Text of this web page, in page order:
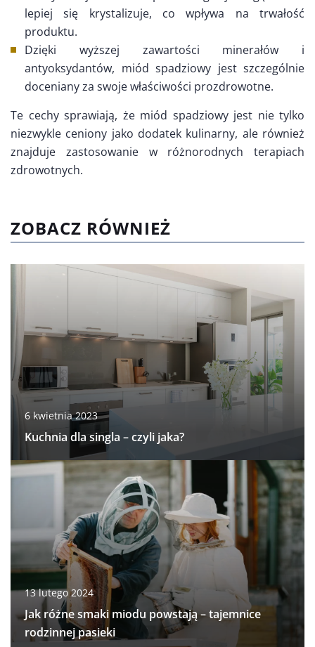
lepiej się krystalizuje, co wpływa na trwałość
produktu.
Dzięki wyższej zawartości minerałów i
antyoksydantów, miód spadziowy jest szczególnie
doceniany za swoje właściwości prozdrowotne.
Te cechy sprawiają, że miód spadziowy jest nie tylko
niezwykle ceniony jako dodatek kulinarny, ale również
znajduje zastosowanie w różnorodnych terapiach
zdrowotnych.
ZOBACZ RÓWNIEŻ
6 kwietnia 2023
Kuchnia dla singla – czyli jaka?
13 lutego 2024
Jak różne smaki miodu powstają – tajemnice
rodzinnej pasieki